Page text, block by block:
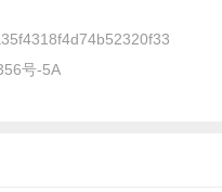
号-5A